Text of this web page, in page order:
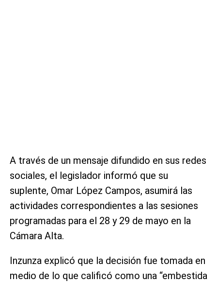
A través de un mensaje difundido en sus redes
sociales, el legislador informó que su
suplente, Omar López Campos, asumirá las
actividades correspondientes a las sesiones
programadas para el 28 y 29 de mayo en la
Cámara Alta.
Inzunza explicó que la decisión fue tomada en
medio de lo que calificó como una “embestida